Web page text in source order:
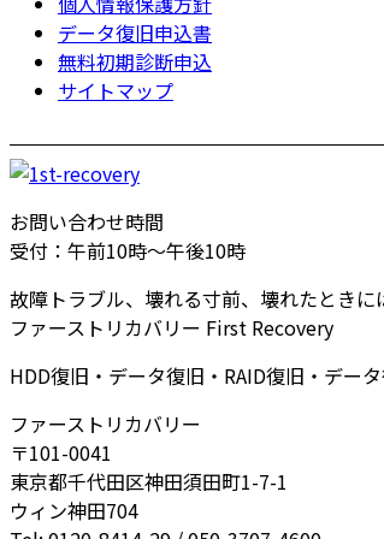
データ復旧申込書
無料初期診断申込
サイトマップ
お問い合わせ時間
受付：午前10時～午後10時
故障トラブル、壊れる寸前、壊れたときに
ファーストリカバリー First Recovery
HDD復旧・データ復旧・RAID復旧・デー
ファーストリカバリー
〒101-0041
東京都千代田区神田須田町1-7-1
ウィン神田704